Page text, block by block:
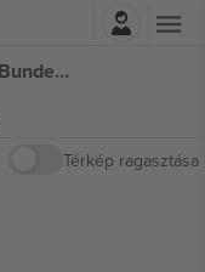
Hertha BSC vs Arminia Bielefeld 2. Bundesliga jegyek
Térkép ragasztása